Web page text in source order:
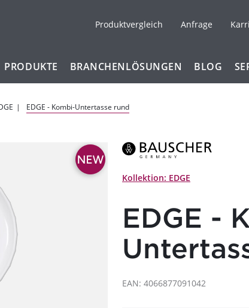
Produktvergleich Anfrage
PRODUKTE BRANCHENLÖSUNGEN BLOG
EDGE - Kombi-Untertasse rund
Kollektion: EDGE
EDGE -
EAN: 4066877091042